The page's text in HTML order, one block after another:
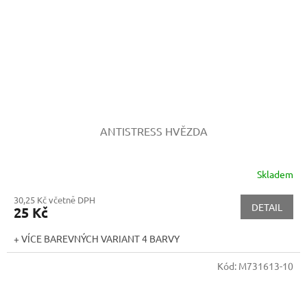
ANTISTRESS HVĚZDA
Skladem
30,25 Kč včetně DPH
25 Kč DETAIL
+ VÍCE BAREVNÝCH VARIANT 4 BARVY
Kód: M731613-10